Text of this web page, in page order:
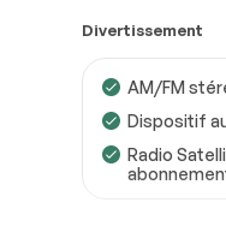
Moteur
Transmission
Divertissement
AM/FM
Dispositif
Radio